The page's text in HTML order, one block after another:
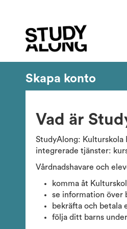
Skapa konto
Vad är
StudyAlong: Kulturskola
integrerade tjänster:
Vårdnadshavare och
komma åt
se information över
bekräfta och betala
följa ditt barns